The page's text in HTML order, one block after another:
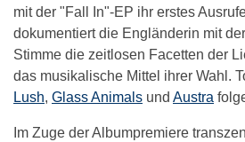
mit der "Fall In"-EP ihr erstes
dokumentiert die Engländerin mit
Stimme die zeitlosen Facetten der
das musikalische Mittel ihrer Wahl.
Lush, Glass Animals und Austra
Im Zuge der Albumpremiere